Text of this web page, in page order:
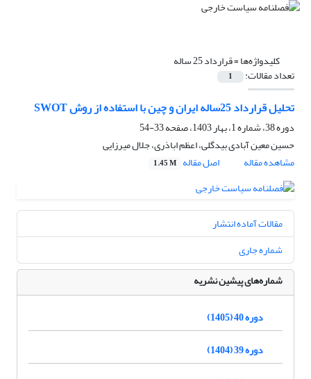
کلیدواژه‌ها =قرارداد 25 ساله
تعداد مقالات: 1
تحلیل قرارداد 25ساله ایران و چین با استفاده از روش SWOT
دوره 38، شماره 1، بهار 1403، صفحه
33-54
حسین معین آبادی بیدگلی، اعظم اباذری، جلال میرزایی
مشاهده مقاله
اصل مقاله 1.45 M
مقالات آماده انتشار
شماره جاری
شماره‌های پیشین نشریه
دوره 40 (1405)
دوره 39 (1404)